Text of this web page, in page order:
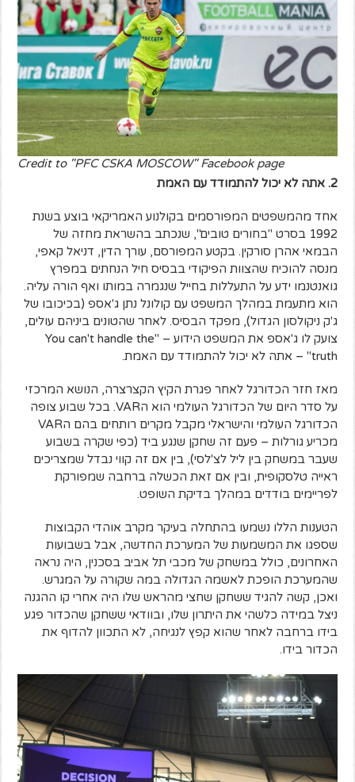
Credit to "PFC CSKA MOSCOW" Facebook page
2. אתה לא יכול להתמודד עם האמת
אחד מהמשפטים המפורסמים בקולנוע האמריקאי בוצע בשנת
1992 בסרט "בחורים טובים", שנכתב בהשראת מחזה של
הבמאי אהרן סורקין. בקטע המפורסם, עורך הדין, דניאל קאפי,
מנסה להוכיח שהצוות הפיקודי בבסיס חיל הנחתים במפרץ
גואנטנמו ידע על התעללות בחייל שנגמרה במותו ואף הורה עליה.
הוא מתעמת במהלך המשפט עם קולונל נתן ג'אספ (בכיכובו של
ג'ק ניקולסון הגדול), מפקד הבסיס. לאחר שהטונים ביניהם עולים,
צועק לו ג'אספ את המשפט הידוע – "You can't handle the
truth" – אתה לא יכול להתמודד עם האמת.
מאז חזר הכדורגל לאחר פגרת הקיץ הקצרצרה, הנושא המרכזי
על סדר היום של הכדורגל העולמי הוא הVAR. בכל שבוע צופה
הכדורגל העולמי והישראלי מקבל מקרים רותחים בהם הVAR
מכריע גורלות – פעם זה שחקן שנגע ביד (כפי שקרה בשבוע
שעבר במשחק בין ליל לצ'לסי), בין אם זה קווי נבדל שמצריכים
ראייה טלסקופית, ובין אם זאת הכשלה ברחבה שמפורקת
לפריימים בודדים במהלך בדיקת השופט.
הטענות הללו נשמעו בהתחלה בעיקר מקרב אוהדי הקבוצות
שספגו את המשמעות של המערכת החדשה, אבל בשבועות
האחרונים, כולל במשחק של מכבי תל אביב בסכנין, היה נראה
שהמערכת הופכת לאשמה הגדולה במה שקורה על המגרש.
ואכן, קשה להגיד ששחקן שחצי מהראש שלו היה אחרי קו ההגנה
ניצל במידה כלשהי את היתרון שלו, ובוודאי ששחקן שהכדור פגע
בידו ברחבה לאחר שהוא קפץ לנגיחה, לא התכוון להדוף את
הכדור בידו.